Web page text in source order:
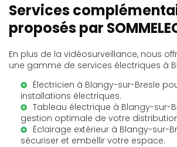
Services
proposés par
En plus de la vidéosurveillance, nous
une gamme de services électriques à
Électricien à Blangy-sur-Bresle
installations électriques.
Tableau électrique à Blangy-sur-
gestion optimale de votre
Éclairage extérieur à Blangy-sur-
sécuriser et embellir votre espace.